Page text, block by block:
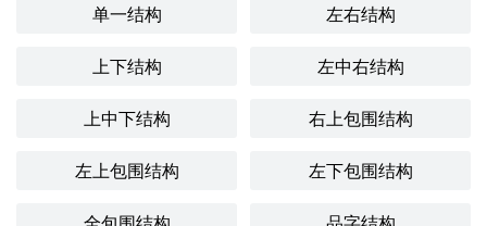
单一结构 左右结构
上下结构 左中右结构
上中下结构 右上包围结构
左上包围结构 左下包围结构